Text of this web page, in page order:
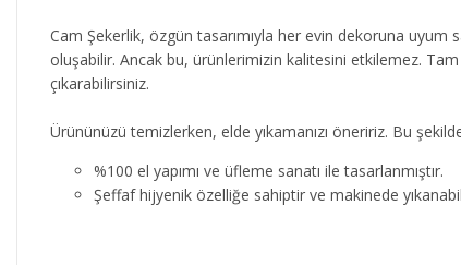
Cam Şekerlik, özgün tasarımıyla her evin dekoruna uyum
oluşabilir. Ancak bu, ürünlerimizin kalitesini etkilemez.
çıkarabilirsiniz.
Ürününüzü temizlerken, elde yıkamanızı öneririz. Bu
%100 el yapımı ve üfleme sanatı ile tasarlanmıştır.
Şeffaf hijyenik özelliğe sahiptir ve makinede